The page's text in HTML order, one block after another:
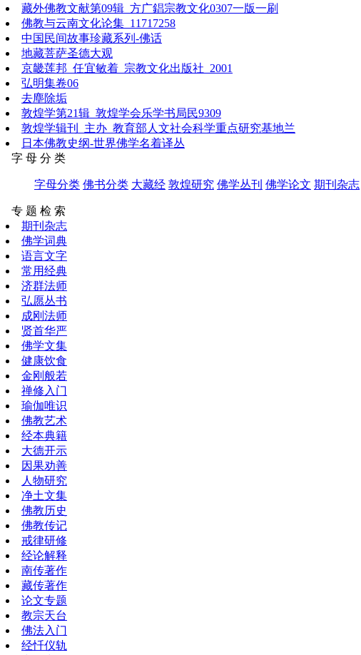
藏外佛教文献第09辑_方广錩宗教文化0307一版一刷
佛教与云南文化论集_11717258
中国民间故事珍藏系列-佛话
地藏菩萨圣德大观
京畿莲邦_任宜敏着_宗教文化出版社_2001
弘明集卷06
去塵除垢
敦煌学第21辑_敦煌学会乐学书局民9309
敦煌学辑刊_主办_教育部人文社会科学重点研究基地兰
日本佛教史纲-世界佛学名着译丛
字 母 分 类
字母分类 佛书分类 大藏经 敦煌研究 佛学丛刊 佛学论文 期刊杂志
专 题 检 索
期刊杂志
佛学词典
语言文字
常用经典
济群法师
弘愿丛书
成刚法师
贤首华严
佛学文集
健康饮食
金刚般若
禅修入门
瑜伽唯识
佛教艺术
经本典籍
大德开示
因果劝善
人物研究
净土文集
佛教历史
佛教传记
戒律研修
经论解释
南传著作
藏传著作
论文专题
教宗天台
佛法入门
经忏仪轨